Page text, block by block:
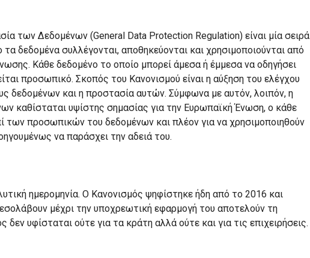
των Δεδομένων (General Data Protection Regulation) είναι μία σειρά
δεδομένα συλλέγονται, αποθηκεύονται και χρησιμοποιούνται από
Κάθε δεδομένο το οποίο μπορεί άμεσα ή έμμεσα να οδηγήσει
προσωπικό. Σκοπός του Κανονισμού είναι η αύξηση του ελέγχου
και η προστασία αυτών. Σύμφωνα με αυτόν, λοιπόν, η
καθίσταται υψίστης σημασίας για την Ευρωπαϊκή Ένωση, ο κάθε
των προσωπικών του δεδομένων και πλέον για να χρησιμοποιηθούν
να παράσχει την αδειά του.
ημερομηνία. Ο Κανονισμός ψηφίστηκε ήδη από το 2016 και
μέχρι την υποχρεωτική εφαρμογή του αποτελούν τη
υφίσταται ούτε για τα κράτη αλλά ούτε και για τις επιχειρήσεις.